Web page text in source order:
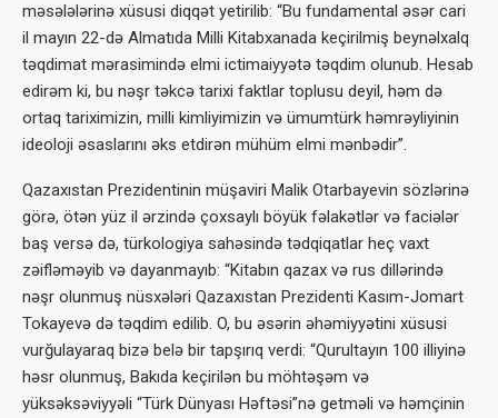
məsələlərinə xüsusi diqqət yetirilib: “Bu fundamental əsər cari
il mayın 22-də Almatıda Milli Kitabxanada keçirilmiş beynəlxalq
təqdimat mərasimində elmi ictimaiyyətə təqdim olunub. Hesab
edirəm ki, bu nəşr təkcə tarixi faktlar toplusu deyil, həm də
ortaq tariximizin, milli kimliyimizin və ümumtürk həmrəyliyinin
ideoloji əsaslarını əks etdirən mühüm elmi mənbədir”.
Qazaxıstan Prezidentinin müşaviri Malik Otarbayevin sözlərinə
görə, ötən yüz il ərzində çoxsaylı böyük fəlakətlər və faciələr
baş versə də, türkologiya sahəsində tədqiqatlar heç vaxt
zəifləməyib və dayanmayıb: “Kitabın qazax və rus dillərində
nəşr olunmuş nüsxələri Qazaxıstan Prezidenti Kasım-Jomart
Tokayevə də təqdim edilib. O, bu əsərin əhəmiyyətini xüsusi
vurğulayaraq bizə belə bir tapşırıq verdi: “Qurultayın 100 illiyinə
həsr olunmuş, Bakıda keçirilən bu möhtəşəm və
yüksəksəviyyəli “Türk Dünyası Həftəsi”nə getməli və həmçinin